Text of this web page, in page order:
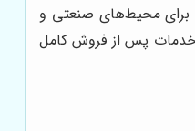
برای محیط‌های صنعتی و
ارائه انواع ورق وکیوم با کیفیت بالا و خدمات پس از فروش کامل